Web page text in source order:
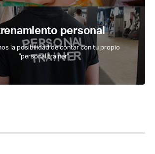
personal
la posibilidad de contar con tu propio
"personal trainer".